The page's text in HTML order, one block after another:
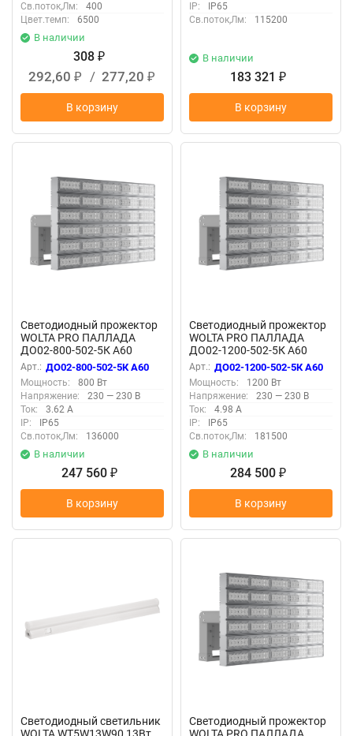
Св.поток,Лм:
400
Цвет.темп:
6500
В наличии
308 ₽
292,60 ₽ / 277,20 ₽
В корзину
IP:
IP65
Св.поток,Лм:
115200
В наличии
183 321 ₽
В корзину
Светодиодный прожектор
WOLTA PRO ПАЛЛАДА
ДО02-800-502-5К А60
Прозрачный
Арт.: ДО02-800-502-5К А60
Мощность:
800 Вт
Напряжение:
230 — 230 В
Ток:
3.62 А
IP:
IP65
Св.поток,Лм:
136000
В наличии
247 560 ₽
В корзину
Светодиодный прожектор
WOLTA PRO ПАЛЛАДА
ДО02-1200-502-5К А60
Прозрачный
Арт.: ДО02-1200-502-5К А60
Мощность:
1200 Вт
Напряжение:
230 — 230 В
Ток:
4.98 А
IP:
IP65
Св.поток,Лм:
181500
В наличии
284 500 ₽
В корзину
Светодиодный светильник
Светодиодный прожектор